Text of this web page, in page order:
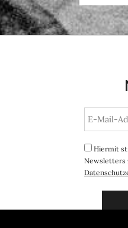
Hiermit
Newsletters